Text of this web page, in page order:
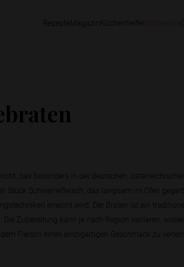
RezepteMagazin Küchenhelfer
das besonders in der deutschen,
Stück Schweinefleisch, das langsam im Ofen
erreicht wird. Der Braten ist ein
Zubereitung kann je nach Region variieren,
Fleisch einen einzigartigen Geschmack zu